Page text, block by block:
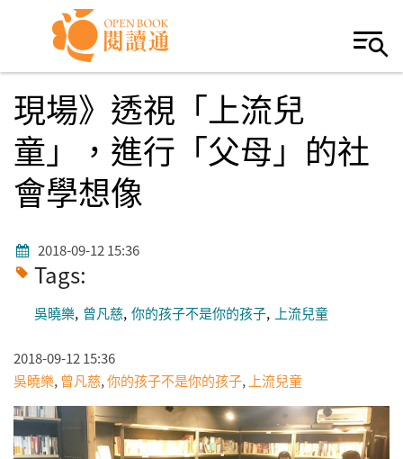
Skip to navigation
移至主內容
現場》透視「上流兒
童」，進行「父母」的社
會學想像
2018-09-12 15:36
Tags:
吳曉樂 曾凡慈 你的孩子不是你的孩子 上流兒童
2018-09-12 15:36
吳曉樂, 曾凡慈,你的孩子不是你的孩子, 上流兒童